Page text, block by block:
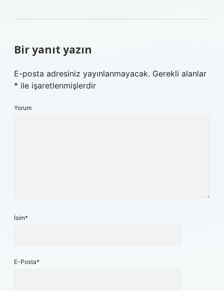
Bir yanıt yazın
E-posta adresiniz yayınlanmayacak. Gerekli alanlar
* ile işaretlenmişlerdir
Yorum
İsim*
E-Posta*